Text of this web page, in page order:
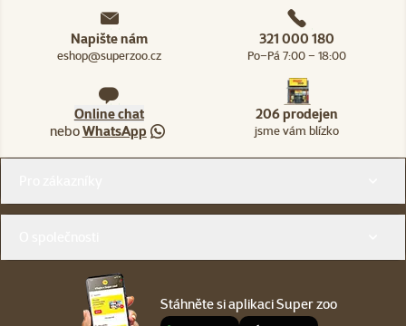
Napište nám
eshop@superzoo.cz
321 000 180
Po–Pá 7:00 – 18:00
Online chat
neboWhatsApp
206 prodejen
jsme vám blízko
Stáhněte si aplikaci Super zoo